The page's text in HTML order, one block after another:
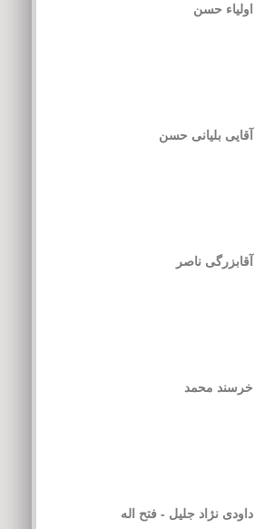
اولیاء حسن
آقایی بلیانی حسن
آقابزرگی ناصر
خرسند محمد
داودی نژاد جلیل - فتح اله